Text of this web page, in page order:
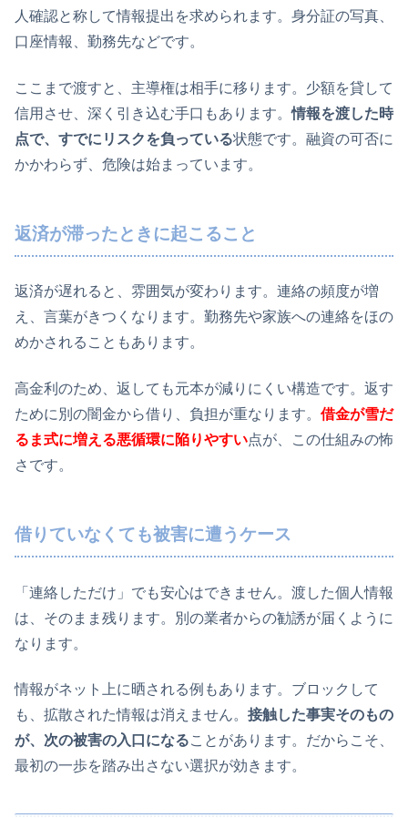
人確認と称して情報提出を求められます。身分証の写真、
口座情報、勤務先などです。
ここまで渡すと、主導権は相手に移ります。少額を貸して
信用させ、深く引き込む手口もあります。情報を渡した時
点で、すでにリスクを負っている状態です。融資の可否に
かかわらず、危険は始まっています。
返済が滞ったときに起こること
返済が遅れると、雰囲気が変わります。連絡の頻度が増
え、言葉がきつくなります。勤務先や家族への連絡をほの
めかされることもあります。
高金利のため、返しても元本が減りにくい構造です。返す
ために別の闇金から借り、負担が重なります。 借金が雪だ
るま式に増える悪循環に陥りやすい点が、この仕組みの怖
さです。
借りていなくても被害に遭うケース
「連絡しただけ」でも安心はできません。渡した個人情報
は、そのまま残ります。別の業者からの勧誘が届くように
なります。
情報がネット上に晒される例もあります。ブロックして
も、拡散された情報は消えません。 接触した事実そのもの
が、次の被害の入口になることがあります。だからこそ、
最初の一歩を踏み出さない選択が効きます。